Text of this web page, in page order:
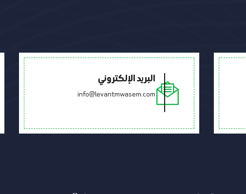
البريد الإلكتروني
info@levantmwasem.com